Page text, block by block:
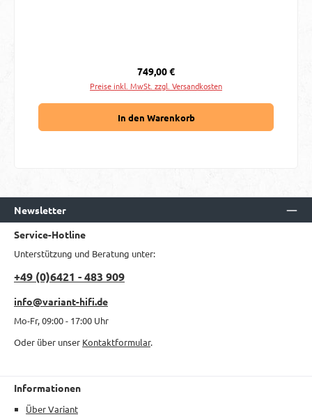
Regulärer Preis:
749,00 €
Preise inkl. MwSt. zzgl. Versandkosten
In den Warenkorb
Newsletter
Service-Hotline
Unterstützung und Beratung unter:
+49 (0)6421 - 483 909
info@variant-hifi.de
Mo-Fr, 09:00 - 17:00 Uhr
Oder über unser Kontaktformular.
Informationen
Über Variant